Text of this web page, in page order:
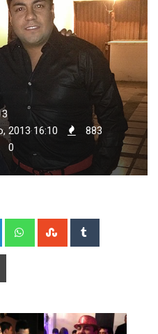
2013 16:10
883
0
LinkedIn WhatsappStumbleUpon